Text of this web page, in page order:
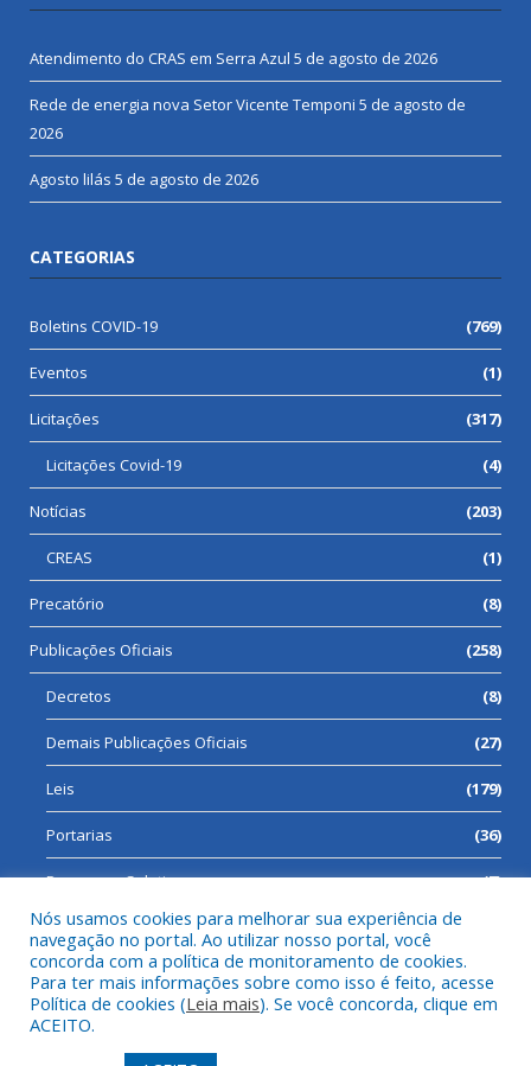
Atendimento do CRAS em Serra Azul 5 de agosto de 2026
Rede de energia nova Setor Vicente Temponi 5 de agosto de
2026
Agosto lilás 5 de agosto de 2026
CATEGORIAS
Boletins COVID-19 (769)
Eventos (1)
Licitações (317)
Licitações Covid-19 (4)
Notícias (203)
CREAS (1)
Precatório (8)
Publicações Oficiais (258)
Decretos (8)
Demais Publicações Oficiais (27)
Leis (179)
Portarias (36)
Processos Seletivos (7)
Todos os direitos reservados a Prefeitura Municipal de Cumaru
do Norte.
Nós usamos cookies para melhorar sua experiência de
navegação no portal. Ao utilizar nosso portal, você
concorda com a política de monitoramento de cookies.
Para ter mais informações sobre como isso é feito, acesse
Política de cookies (Leia mais). Se você concorda, clique em
ACEITO.